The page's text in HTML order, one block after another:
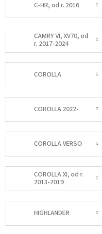
C-HR, od r. 2016
CAMRY VI, XV70, od
r. 2017-2024
COROLLA
COROLLA 2022-
COROLLA VERSO
COROLLA XI, od r.
2013-2019
HIGHLANDER